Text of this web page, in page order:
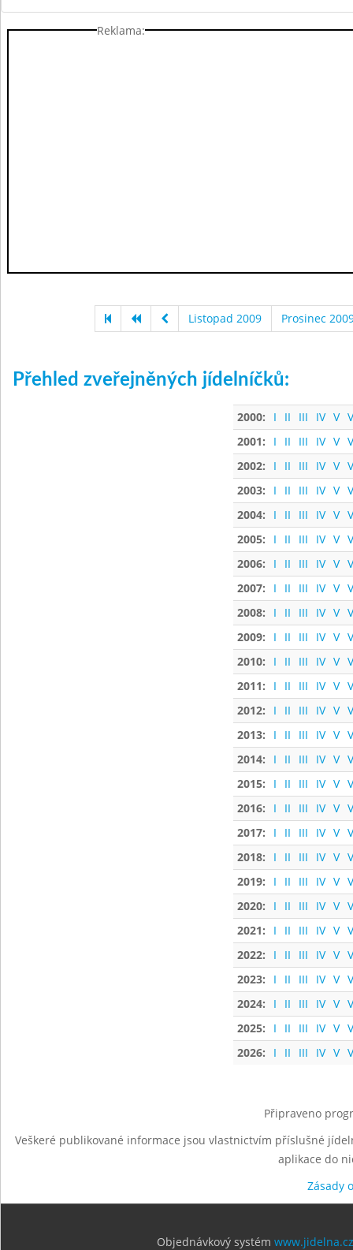
Reklama:
Listopad 2009 Prosinec
Přehled zveřejněných jídelníčků:
2000: I II III IV V
2001:
I II III IV V
2002:
I II III IV V
2003:
I II III IV V
2004:
I II III IV V
2005:
I II III IV V
2006:
I II III IV V
2007:
I II III IV V
2008:
I II III IV V
2009:
I II III IV V
2010:
I II III IV V
2011:
I II III IV V
2012:
I II III IV V
2013:
I II III IV V
2014:
I II III IV V
2015:
I II III IV V
2016:
I II III IV V
2017:
I II III IV V
2018:
I II III IV V
2019:
I II III IV V
2020:
I II III IV V
2021:
I II III IV V
2022:
I II III IV V
2023:
I II III IV V
2024:
I II III IV V
2025:
I II III IV V
2026:
I II III IV V
Připraveno
Veškeré publikované informace jsou vlastnictvím příslušné
aplikace do
Zásady
Objednávkový systém www.jidelna.cz